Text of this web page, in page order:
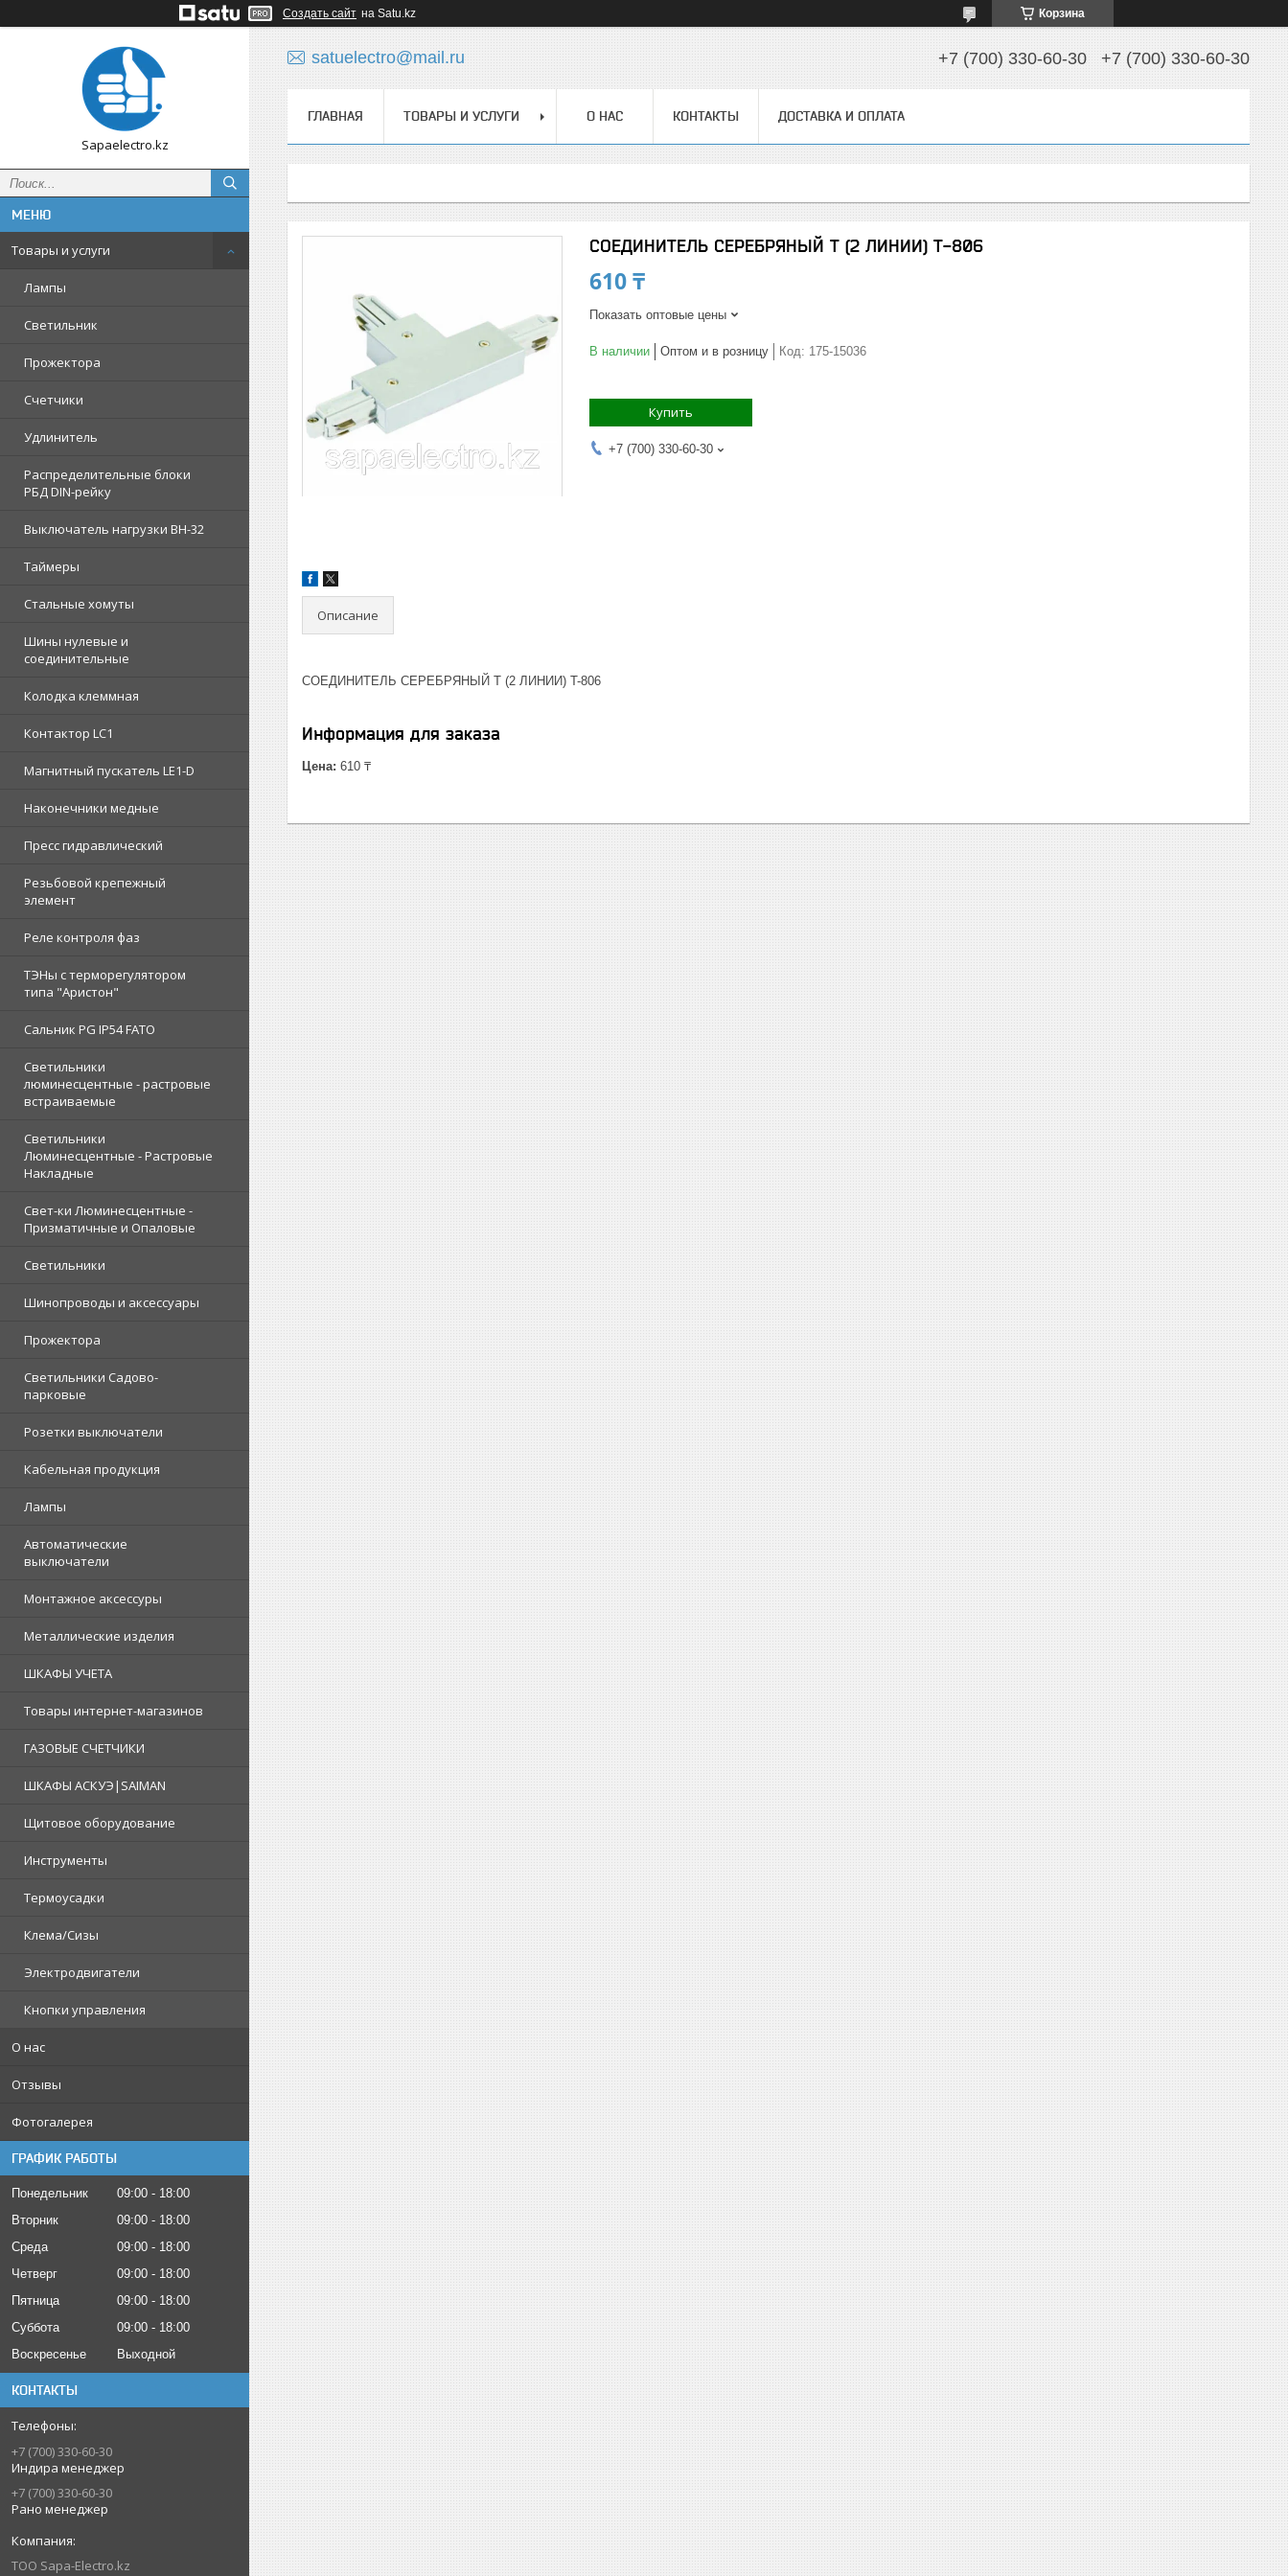
Создать сайт на Satu.kz Корзина
Sapaelectro.kz
Товары и услуги
Лампы
Светильник
Прожектора
Счетчики
Удлинитель
Распределительные блоки
РБД DIN-рейку
Выключатель нагрузки ВН-32
Таймеры
Стальные хомуты
Шины нулевые и
соединительные
Колодка клеммная
Контактор LC1
Магнитный пускатель LE1-D
Наконечники медные
Пресс гидравлический
Резьбовой крепежный
элемент
Реле контроля фаз
ТЭНы с терморегулятором
типа "Аристон"
Сальник PG IP54 FATO
Светильники
люминесцентные - растровые
встраиваемые
Светильники
Люминесцентные - Растровые
Накладные
Свет-ки Люминесцентные -
Призматичные и Опаловые
Светильники
Шинопроводы и аксессуары
Прожектора
Светильники Садово-
парковые
Розетки выключатели
Кабельная продукция
Лампы
Автоматические
выключатели
Монтажное аксессуры
Металлические изделия
ШКАФЫ УЧЕТА
Товары интернет-магазинов
ГАЗОВЫЕ СЧЕТЧИКИ
ШКАФЫ АСКУЭ|SAIMAN
Щитовое оборудование
Инструменты
Термоусадки
Клема/Сизы
Электродвигатели
Кнопки управления
О нас
Отзывы
Фотогалерея
ГРАФИК РАБОТЫ
Понедельник 09:00
18:00
Вторник
09:00
18:00
Среда
09:00
18:00
Четверг
09:00
18:00
Пятница
09:00
18:00
Суббота
09:00
18:00
Воскресенье
Выходной
КОНТАКТЫ
+7 (700) 330-60-30
Индира менеджер
+7 (700) 330-60-30
Рано менеджер
ТОО Sapa-Electro.kz
satuelectro@mail.ru +7 (700) 330-60-30 +7 (700) 330-60-30
ГЛАВНАЯ ТОВАРЫ И УСЛУГИ О НАС КОНТАКТЫ ДОСТАВКА И ОПЛАТА
СОЕДИНИТЕЛЬ СЕРЕБРЯНЫЙ Т (2 ЛИНИИ) T-806
610 ₸
Показать оптовые цены
В наличии Оптом и в розницу Код: 175-15036
Купить
+7 (700) 330-60-30
Описание
СОЕДИНИТЕЛЬ СЕРЕБРЯНЫЙ Т (2 ЛИНИИ) T-806
Информация для заказа
Цена: 610 ₸